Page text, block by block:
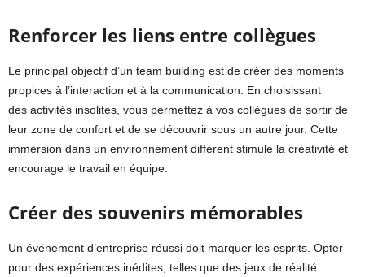
Renforcer les liens entre collègues
Le principal objectif d’un team building est de créer des moments
propices à l’interaction et à la communication. En choisissant
des activités insolites, vous permettez à vos collègues de sortir de
leur zone de confort et de se découvrir sous un autre jour. Cette
immersion dans un environnement différent stimule la créativité et
encourage le travail en équipe.
Créer des souvenirs mémorables
Un événement d’entreprise réussi doit marquer les esprits. Opter
pour des expériences inédites, telles que des jeux de réalité